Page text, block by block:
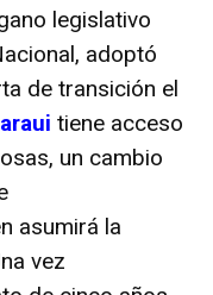
legislativo
adoptó
de transición el
tiene acceso
un cambio
asumirá la
vez